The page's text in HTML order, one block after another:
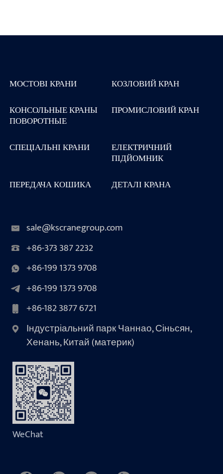
МОСТОВІ КРАНИ
КОЗЛОВИЙ КРАН
КОНСОЛЬНЫЕ КРАНЫ
ПОВОРОТНЫЕ
ПРОМИСЛОВИЙ КРАН
СПЕЦІАЛЬНІ КРАНИ ЕЛЕКТРИЧНИЙ
ПІДЙОМНИК
ПЕРЕДАЧА КОШИКА
ДЕТАЛІ КРАНА
sale@kscranegroup.com
+86-373 387 2232
+86-199 1373 9708
+86-199 1373 9708
+86-182 3877 6721
Індустріальний парк Чаннао, Сіньсян,
Хенань, Китай (материк)
WeChat